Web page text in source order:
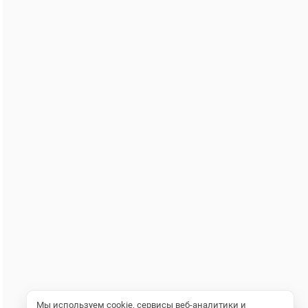
Мы используем cookie, сервисы веб-аналитики и